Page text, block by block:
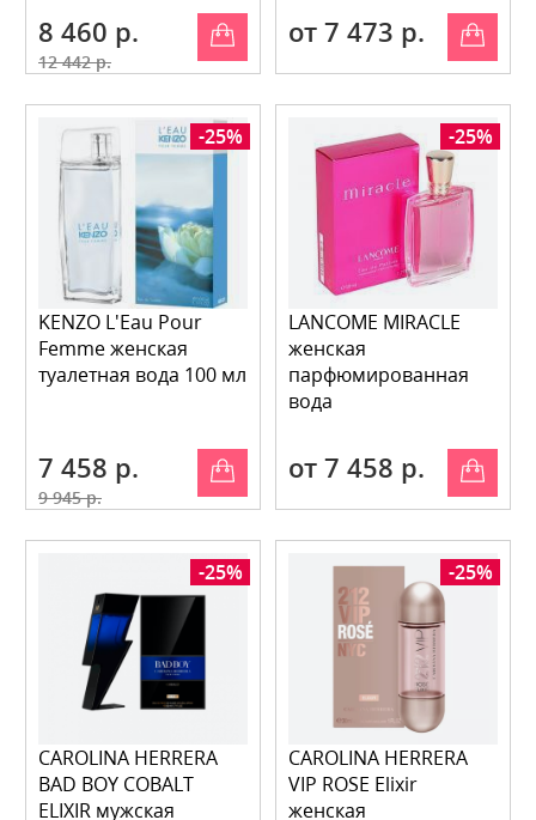
8 460 р.
12 442 р.
от 7 473 р.
-25%
KENZO L'Eau Pour
Femme женская
туалетная вода 100 мл
7 458 р.
9 945 р.
-25%
LANCOME MIRACLE
женская
парфюмированная
вода
от 7 458 р.
-25%
CAROLINA HERRERA
BAD BOY COBALT
ELIXIR мужская
-25%
CAROLINA HERRERA
VIP ROSE Elixir
женская